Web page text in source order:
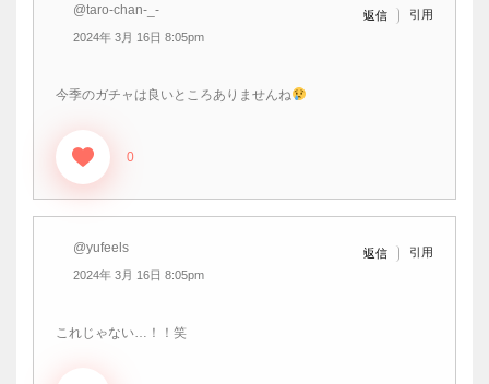
@taro-chan-_-
2024年 3月 16日 8:05pm
返信 引用
今季のガチャは良いところありませんね
0
@yufeels
2024年 3月 16日 8:05pm
返信 引用
これじゃない…！！笑